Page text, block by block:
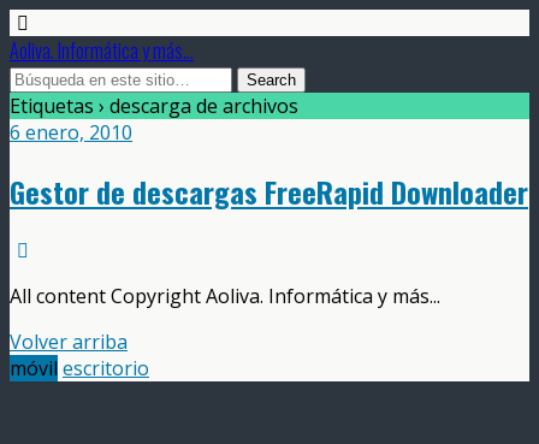
Aoliva. Informática y más...
Etiquetas › descarga de archivos
6 enero, 2010
Gestor de descargas FreeRapid Downloader
All content Copyright Aoliva. Informática y más...
Volver arriba
móvil escritorio